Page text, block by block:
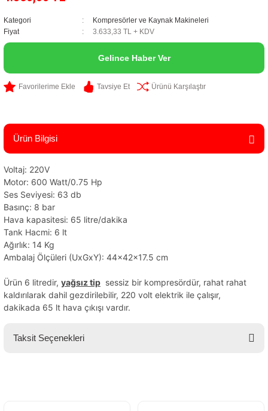
Kategori
Kompresörler ve Kaynak Makineleri
Fiyat
3.633,33 TL + KDV
Gelince Haber Ver
Tavsiye Et Ürünü Karşılaştır
Ürün Bilgisi
Voltaj: 220V
Motor: 600 Watt/0.75 Hp
Ses Seviyesi: 63 db
Basınç: 8 bar
Hava kapasitesi: 65 litre/dakika
Tank Hacmi: 6 lt
Ağırlık: 14 Kg
Ambalaj Ölçüleri (UxGxY): 44x42x17.5 cm
Ürün 6 litredir, yağsız tip sessiz bir kompresördür, rahat rahat
kaldırılarak dahil gezdirilebilir, 220 volt elektrik ile çalışır,
dakikada 65 lt hava çıkışı vardır.
Taksit Seçenekleri